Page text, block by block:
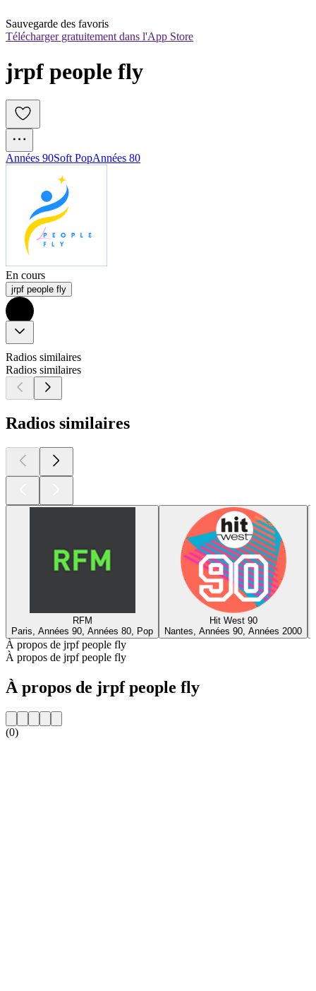
Sauvegarde des favoris
Télécharger gratuitement dans l'App Store
jrpf people fly
Années 90Soft PopAnnées 80
En cours
jrpf people fly
Radios similaires
Radios similaires
Radios similaires
RFM
Paris, Années 90, Années 80, Pop
Hit West 90
Nantes, Années 90, Années 2000
À propos de jrpf people fly
À propos de jrpf people fly
À propos de jrpf people fly
(0)